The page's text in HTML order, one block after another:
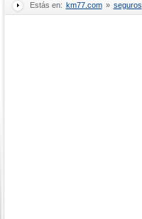
Estás en: km77.com » seguros